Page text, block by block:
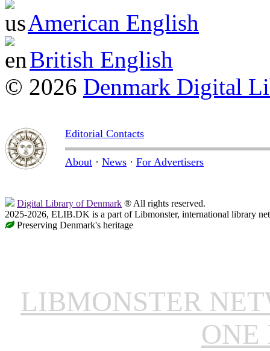
American English
British English
© 2026 Denmark Digital
Editorial Contacts
About · News · For Advertisers
Digital Library of Denmark ® All rights reserved.
2025-2026, ELIB.DK is a part of Libmonster, international library
Preserving Denmark's heritage
LIBMONSTER
ONE